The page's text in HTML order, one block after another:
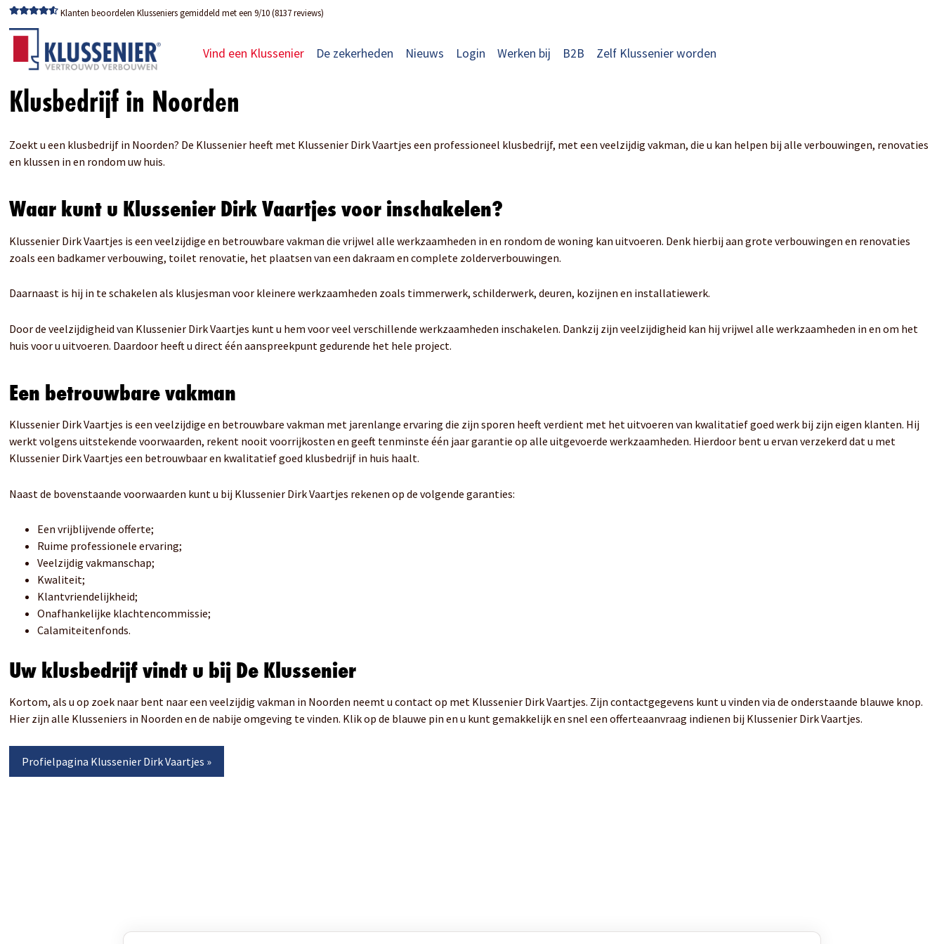
Klanten beoordelen Klusseniers gemiddeld met een 9/10 (8137 reviews)
Vind een Klussenier De zekerheden Nieuws Login Werken bij B2B Zelf Klussenier worden
Klusbedrijf in Noorden
Zoekt u een klusbedrijf in Noorden? De Klussenier heeft met Klussenier Dirk Vaartjes een professioneel klusbedrijf, met een veelzijdig vakman, die u kan helpen bij alle verbouwingen, renovaties
en klussen in en rondom uw huis.
Waar kunt u Klussenier Dirk Vaartjes voor inschakelen?
Klussenier Dirk Vaartjes is een veelzijdige en betrouwbare vakman die vrijwel alle werkzaamheden in en rondom de woning kan uitvoeren. Denk hierbij aan grote verbouwingen en renovaties
zoals een badkamer verbouwing, toilet renovatie, het plaatsen van een dakraam en complete zolderverbouwingen.
Daarnaast is hij in te schakelen als klusjesman voor kleinere werkzaamheden zoals timmerwerk, schilderwerk, deuren, kozijnen en installatiewerk.
Door de veelzijdigheid van Klussenier Dirk Vaartjes kunt u hem voor veel verschillende werkzaamheden inschakelen. Dankzij zijn veelzijdigheid kan hij vrijwel alle werkzaamheden in en om het
huis voor u uitvoeren. Daardoor heeft u direct één aanspreekpunt gedurende het hele project.
Een betrouwbare vakman
Klussenier Dirk Vaartjes is een veelzijdige en betrouwbare vakman met jarenlange ervaring die zijn sporen heeft verdient met het uitvoeren van kwalitatief goed werk bij zijn eigen klanten. Hij
werkt volgens uitstekende voorwaarden, rekent nooit voorrijkosten en geeft tenminste één jaar garantie op alle uitgevoerde werkzaamheden. Hierdoor bent u ervan verzekerd dat u met
Klussenier Dirk Vaartjes een betrouwbaar en kwalitatief goed klusbedrijf in huis haalt.
Naast de bovenstaande voorwaarden kunt u bij Klussenier Dirk Vaartjes rekenen op de volgende garanties:
Een vrijblijvende offerte;
Ruime professionele ervaring;
Veelzijdig vakmanschap;
Kwaliteit;
Klantvriendelijkheid;
Onafhankelijke klachtencommissie;
Calamiteitenfonds.
Uw klusbedrijf vindt u bij De Klussenier
Kortom, als u op zoek naar bent naar een veelzijdig vakman in Noorden neemt u contact op met Klussenier Dirk Vaartjes. Zijn contactgegevens kunt u vinden via de onderstaande blauwe knop.
Hier zijn alle Klusseniers in Noorden en de nabije omgeving te vinden. Klik op de blauwe pin en u kunt gemakkelijk en snel een offerteaanvraag indienen bij Klussenier Dirk Vaartjes.
Profielpagina Klussenier Dirk Vaartjes »